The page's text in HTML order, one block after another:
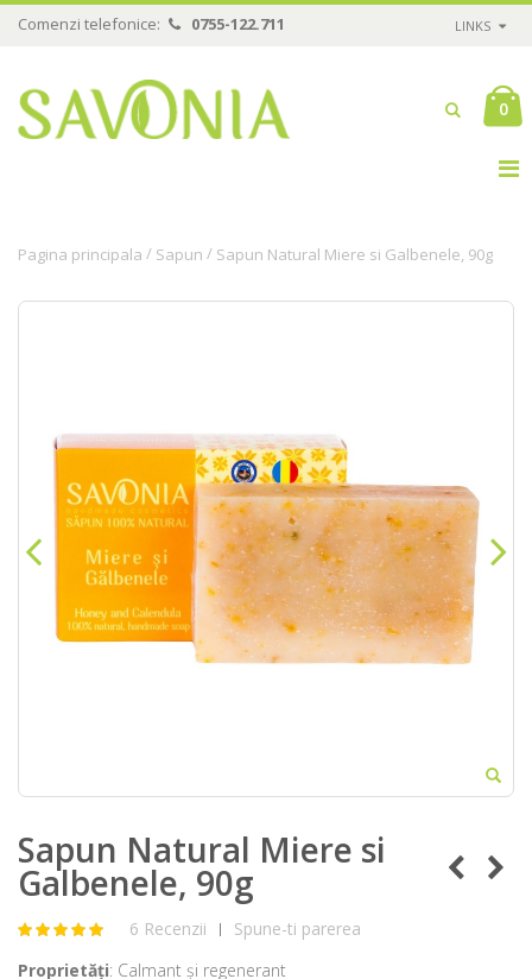
Comenzi telefonice: 0755-122.711 LINKS
0
Pagina principala / Sapun / Sapun Natural Miere si Galbenele, 90g
Sapun Natural Miere si
Galbenele, 90g
6 Recenzii |
Spune-ti parerea
Proprietăți: Calmant și regenerant